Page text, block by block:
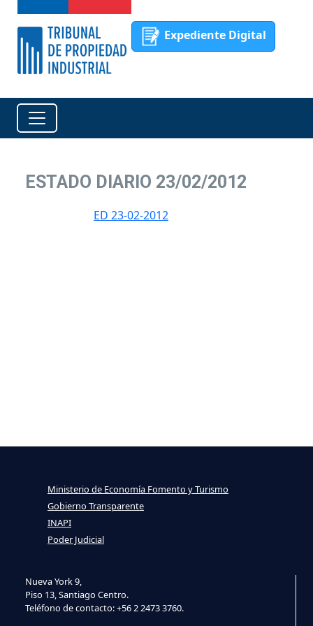
Expediente Digital
ESTADO DIARIO 23/02/2012
ED 23-02-2012
Nueva York 9,
Piso 13, Santiago Centro.
Teléfono de contacto: +56 2 2473 3760.
Ministerio de Economía Fomento y Turismo
Gobierno Transparente
INAPI
Poder Judicial